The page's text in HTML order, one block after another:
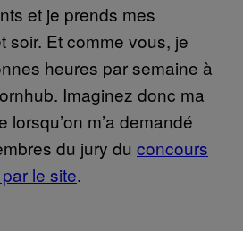
et je prends mes
soir. Et comme vous, je
heures par semaine à
Imaginez donc ma
lorsqu’on m’a demandé
du jury du concours
le site.